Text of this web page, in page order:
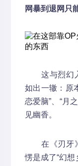
网暴到退网只
这与烈幻入
如出一辙：原
恋爱脑”、“月
见幽香。
在《刃牙》
愣是成了“幻想